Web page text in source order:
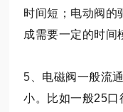
时间短；电动阀的
成需要一定的时间
5、 电磁阀一般流
小。比如一般25口